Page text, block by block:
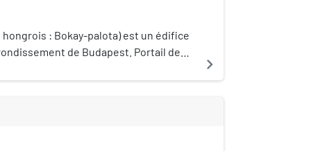
hongrois : Bokay-palota) est un édifice
de Budapest. Portail de
navigate_next